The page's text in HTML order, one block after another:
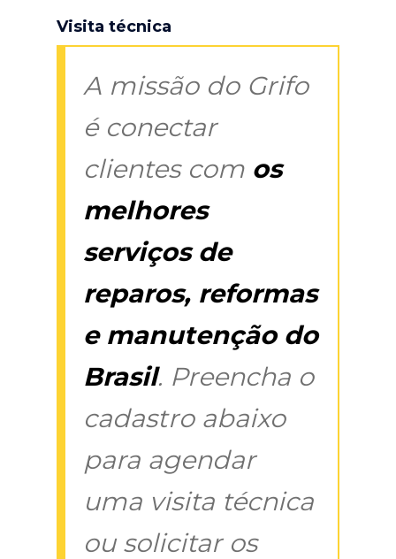
Visita técnica
A missão do Grifo
é conectar
clientes com os
melhores
serviços de
reparos, reformas
e manutenção do
Brasil. Preencha o
cadastro abaixo
para agendar
uma visita técnica
ou solicitar os